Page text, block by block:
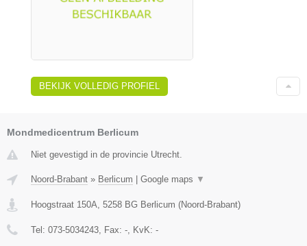
BEKIJK VOLLEDIG PROFIEL
Mondmedicentrum Berlicum
Niet gevestigd in de provincie Utrecht.
Noord-Brabant » Berlicum Google maps ▼
Hoogstraat 150A 5258 BG Berlicum (Noord-Brabant)
Tel: 073-5034243 , Fax: - , KvK: -